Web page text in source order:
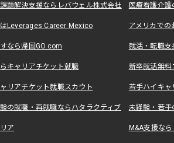
題解決支援ならレバウェル株式会社 医療看護介
Leverages Career Mexico アメリカで
なら帰国GO.com 就活・転職
キャリアチケット就職 新卒就活無料
リアチケット就職スカウト 若手ハイキ
の就職・再就職ならハタラクティブ 未経験・若手
ア M&A支援な